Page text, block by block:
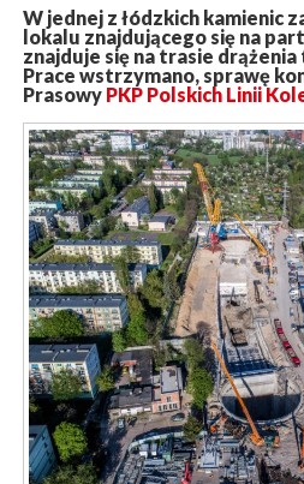
W jednej z łódzkich kamienic
lokalu znajdującego się na
znajduje się na trasie
Prace wstrzymano, sprawę
Prasowy PKP Polskich Linii